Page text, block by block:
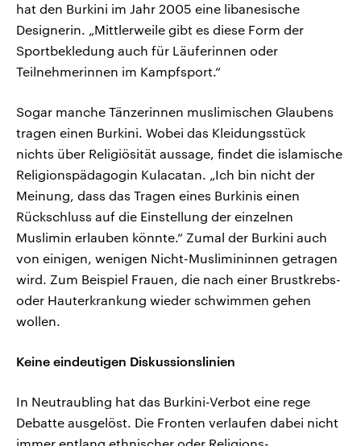
hat den Burkini im Jahr 2005 eine libanesische
Designerin. „Mittlerweile gibt es diese Form der
Sportbekledung auch für Läuferinnen oder
Teilnehmerinnen im Kampfsport.“
Sogar manche Tänzerinnen muslimischen Glaubens
tragen einen Burkini. Wobei das Kleidungsstück
nichts über Religiösität aussage, findet die islamische
Religionspädagogin Kulacatan. „Ich bin nicht der
Meinung, dass das Tragen eines Burkinis einen
Rückschluss auf die Einstellung der einzelnen
Muslimin erlauben könnte.“ Zumal der Burkini auch
von einigen, wenigen Nicht-Muslimininnen getragen
wird. Zum Beispiel Frauen, die nach einer Brustkrebs-
oder Hauterkrankung wieder schwimmen gehen
wollen.
Keine eindeutigen Diskussionslinien
In Neutraubling hat das Burkini-Verbot eine rege
Debatte ausgelöst. Die Fronten verlaufen dabei nicht